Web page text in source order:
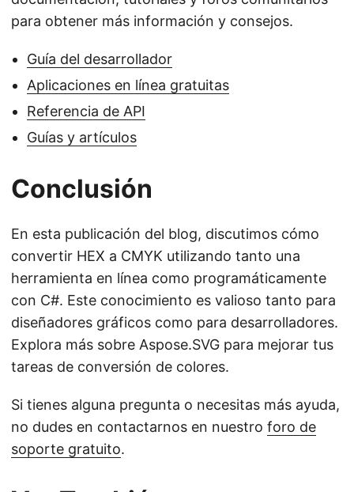
para obtener más información y consejos.
Guía del desarrollador
Aplicaciones en línea gratuitas
Referencia de API
Guías y artículos
Conclusión
En esta publicación del blog, discutimos cómo
convertir HEX a CMYK utilizando tanto una
herramienta en línea como programáticamente
con C#. Este conocimiento es valioso tanto para
diseñadores gráficos como para desarrolladores.
Explora más sobre Aspose.SVG para mejorar tus
tareas de conversión de colores.
Si tienes alguna pregunta o necesitas más ayuda,
no dudes en contactarnos en nuestro foro de
soporte gratuito.